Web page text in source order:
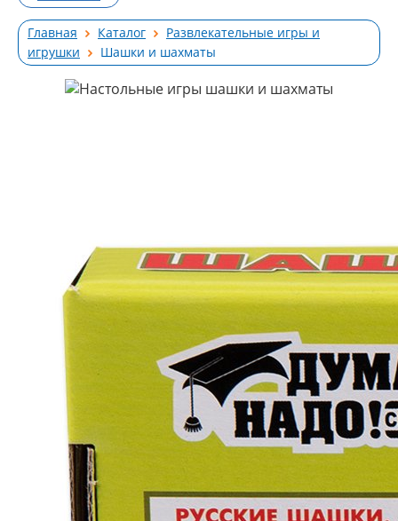
Главная Каталог
Развлекательные игры и
игрушки
Шашки и шахматы